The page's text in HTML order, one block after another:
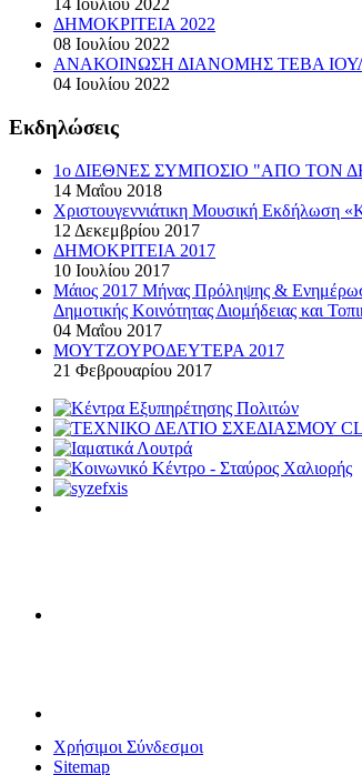
14 Ιουλίου 2022
ΔΗΜΟΚΡΙΤΕΙΑ 2022
08 Ιουλίου 2022
ΑΝΑΚΟΙΝΩΣΗ ΔΙΑΝΟΜΗΣ ΤΕΒΑ
04 Ιουλίου 2022
Εκδηλώσεις
1ο ΔΙΕΘΝΕΣ ΣΥΜΠΟΣΙΟ "ΑΠΟ ΤΟΝ
14 Μαΐου 2018
Χριστουγεννιάτικη Μουσική Εκδήλωση
12 Δεκεμβρίου 2017
ΔΗΜΟΚΡΙΤΕΙΑ 2017
10 Ιουλίου 2017
Μάιος 2017 Μήνας Πρόληψης &
Δημοτικής Κοινότητας Διομήδειας και
04 Μαΐου 2017
ΜΟΥΤΖΟΥΡΟΔΕΥΤΕΡΑ 2017
21 Φεβρουαρίου 2017
Χρήσιμοι Σύνδεσμοι
Sitemap